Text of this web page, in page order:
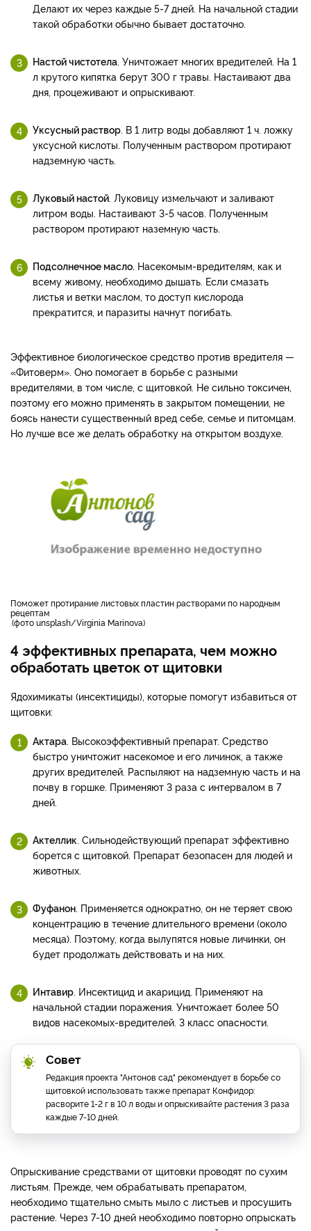
Делают их через каждые 5-7 дней. На начальной стадии
такой обработки обычно бывает достаточно.
Настой чистотела. Уничтожает многих вредителей. На 1
л крутого кипятка берут 300 г травы. Настаивают два
дня, процеживают и опрыскивают.
Уксусный раствор. В 1 литр воды добавляют 1 ч. ложку
уксусной кислоты. Полученным раствором протирают
надземную часть.
Луковый настой. Луковицу измельчают и заливают
литром воды. Настаивают 3-5 часов. Полученным
раствором протирают наземную часть.
Подсолнечное масло. Насекомым-вредителям, как и
всему живому, необходимо дышать. Если смазать
листья и ветки маслом, то доступ кислорода
прекратится, и паразиты начнут погибать.
Эффективное биологическое средство против вредителя —
«Фитоверм». Оно помогает в борьбе с разными
вредителями, в том числе, с щитовкой. Не сильно токсичен,
поэтому его можно применять в закрытом помещении, не
боясь нанести существенный вред себе, семье и питомцам.
Но лучше все же делать обработку на открытом воздухе.
Поможет протирание листовых пластин растворами по народным
рецептам
фото unsplash/Virginia Marinova
4 эффективных препарата, чем можно
обработать цветок от щитовки
Ядохимикаты (инсектициды), которые помогут избавиться от
щитовки:
Актара. Высокоэффективный препарат. Средство
быстро уничтожит насекомое и его личинок, а также
других вредителей. Распыляют на надземную часть и на
почву в горшке. Применяют 3 раза с интервалом в 7
дней.
Актеллик. Сильнодействующий препарат эффективно
борется с щитовкой. Препарат безопасен для людей и
животных.
Фуфанон. Применяется однократно, он не теряет свою
концентрацию в течение длительного времени (около
месяца). Поэтому, когда вылупятся новые личинки, он
будет продолжать действовать и на них.
Интавир. Инсектицид и акарицид. Применяют на
начальной стадии поражения. Уничтожает более 50
видов насекомых-вредителей. 3 класс опасности.
Совет
Редакция проекта "Антонов сад" рекомендует в борьбе со
щитовкой использовать также препарат Конфидор:
расворите 1-2 г в 10 л воды и опрыскивайте растения 3 раза
каждые 7-10 дней.
Опрыскивание средствами от щитовки проводят по сухим
листьям. Прежде, чем обрабатывать препаратом,
необходимо тщательно смыть мыло с листьев и просушить
растение. Через 7-10 дней необходимо повторно опрыскать